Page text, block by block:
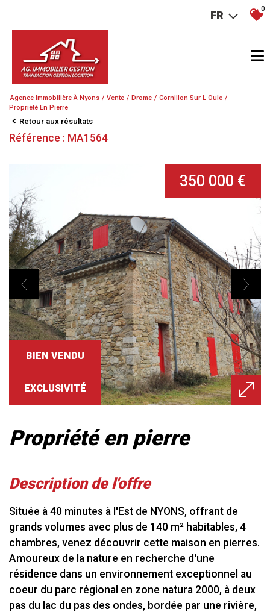
FR
0
Agence Immobilière À Nyons Vente Drome
Cornillon Sur L Oule
Propriété En Pierre
Retour aux résultats
Référence : MA1564
BIEN VENDU
EXCLUSIVITÉ
350 000 €
propriété en pierre
description de l'offre
Située à 40 minutes à l'Est de NYONS, offrant de
grands volumes avec plus de 140 m² habitables, 4
chambres, venez découvrir cette maison en pierres.
Amoureux de la nature en recherche d'une
résidence dans un environnement exceptionnel au
coeur du parc régional en zone natura 2000, à deux
pas du lac du pas des ondes, bordée par une rivière,